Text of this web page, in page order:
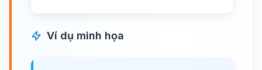
Ví dụ minh họa